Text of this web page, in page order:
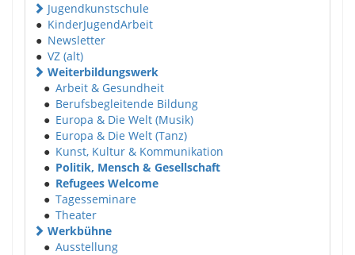
Jugendkunstschule
● KinderJugendArbeit
● Newsletter
● VZ (alt)
Weiterbildungswerk
● Arbeit & Gesundheit
● Berufsbegleitende Bildung
● Europa & Die Welt (Musik)
● Europa & Die Welt (Tanz)
● Kunst, Kultur & Kommunikation
● Politik, Mensch & Gesellschaft
● Refugees Welcome
● Tagesseminare
● Theater
Werkbühne
● Ausstellung